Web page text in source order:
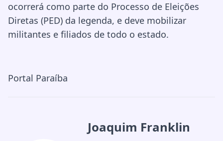
ocorrerá como parte do Processo de Eleições
Diretas (PED) da legenda, e deve mobilizar
militantes e filiados de todo o estado.
Portal Paraíba
Joaquim Franklin